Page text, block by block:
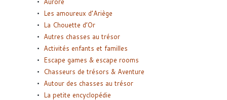
Les amoureux d’Ariège
La Chouette d’Or
Autres chasses au trésor
Activités enfants et familles
Escape games & escape rooms
Chasseurs de trésors & Aventure
Autour des chasses au trésor
La petite encyclopédie